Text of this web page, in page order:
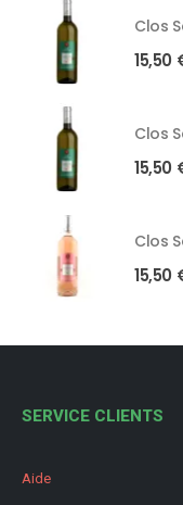
Clos
15,50
Clos
15,50
Clos
15,50
SERVICE CLIENTS
Aide